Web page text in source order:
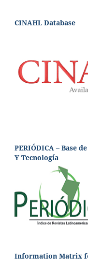
CINAHL Database
PERIÓDICA – Base
Y Tecnología
Information Matrix